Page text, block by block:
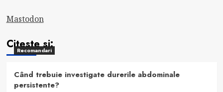
Mastodon
Citeste si:
Recomandari
Când trebuie investigate durerile abdominale
persistente?